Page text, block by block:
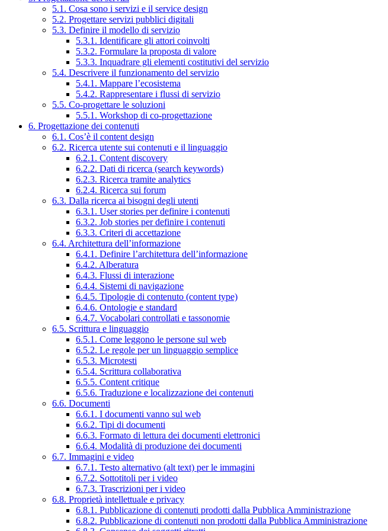
5.1. Cosa sono i servizi e il service design
5.2. Progettare servizi pubblici digitali
5.3. Definire il modello di servizio
5.3.1. Identificare gli attori coinvolti
5.3.2. Formulare la proposta di valore
5.3.3. Inquadrare gli elementi costitutivi del servizio
5.4. Descrivere il funzionamento del servizio
5.4.1. Mappare l’ecosistema
5.4.2. Rappresentare i flussi di servizio
5.5. Co-progettare le soluzioni
5.5.1. Workshop di co-progettazione
6. Progettazione dei contenuti
6.1. Cos’è il content design
6.2. Ricerca utente sui contenuti e il linguaggio
6.2.1. Content discovery
6.2.2. Dati di ricerca (search keywords)
6.2.3. Ricerca tramite analytics
6.2.4. Ricerca sui forum
6.3. Dalla ricerca ai bisogni degli utenti
6.3.1. User stories per definire i contenuti
6.3.2. Job stories per definire i contenuti
6.3.3. Criteri di accettazione
6.4. Architettura dell’informazione
6.4.1. Definire l’architettura dell’informazione
6.4.2. Alberatura
6.4.3. Flussi di interazione
6.4.4. Sistemi di navigazione
6.4.5. Tipologie di contenuto (content type)
6.4.6. Ontologie e standard
6.4.7. Vocabolari controllati e tassonomie
6.5. Scrittura e linguaggio
6.5.1. Come leggono le persone sul web
6.5.2. Le regole per un linguaggio semplice
6.5.3. Microtesti
6.5.4. Scrittura collaborativa
6.5.5. Content critique
6.5.6. Traduzione e localizzazione dei contenuti
6.6. Documenti
6.6.1. I documenti vanno sul web
6.6.2. Tipi di documenti
6.6.3. Formato di lettura dei documenti elettronici
6.6.4. Modalità di produzione dei documenti
6.7. Immagini e video
6.7.1. Testo alternativo (alt text) per le immagini
6.7.2. Sottotitoli per i video
6.7.3. Trascrizioni per i video
6.8. Proprietà intellettuale e privacy
6.8.1. Pubblicazione di contenuti prodotti dalla Pubblica Amministrazione
6.8.2. Pubblicazione di contenuti non prodotti dalla Pubblica Amministrazione